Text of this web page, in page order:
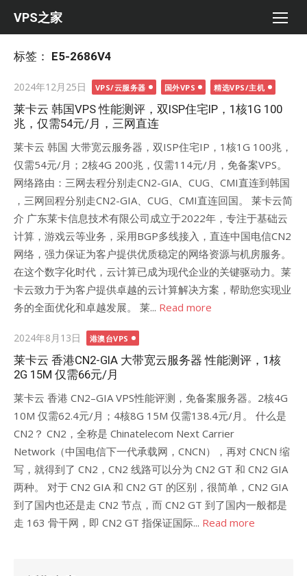
VPS之家
标签： E5-2686V4
Posted
on
2024年12月25日 VPS/云服务器 国外VPS 精选VPS/主机
莱卡云 韩国VPS 性能测评，双ISP住宅IP，1核1G 100
兆，仅需54元/月，三网直连
莱卡云 韩国 大带宽云服务器，双ISP住宅IP，1核1G 100兆，
仅需54元/月；2核4G 200兆，仅需114元/月，免备案VPS。
网络路由：三网去程分别走CN2-GIA、CUG、CMI直连到韩国
，三网回程分别走CN2-GIA、CUG、CMI直连回国。 莱卡云简
介 广东莱卡信息技术有限公司成立于2022年，专注于基础云
计算，游戏云等业务，采用BGP多线接入，直连中国电信CN2
网络，强力保证为客户提供优质稳定的网络资源与机房服务。
在这个数字化时代，云计算已成为现代企业的关键驱动力。莱
卡云致力于为客户提供卓越的云计算解决方案，帮助您实现业
务的全面优化和卓越发展。 莱... Read more
Posted
on
2024年8月13日 港澳台VPS
莱卡云 香港CN2-GIA 大带宽云服务器 性能测评，1核
2G 15M 仅需66元/月
莱卡云 香港 CN2–GIA VPS性能评测，免备案服务器。2核4G
10M 仅需62.4元/月；4核8G 15M 仅需138.4元/月。 什么是
CN2？ CN2，全称是 Chinatelecom Next Carrier
Network（中国电信下一代承载网，CNCN），再对 CNCN 缩
写，就得到了 CN2，CN2 线路可以分为 CN2 GT 和 CN2 GIA
两种。 对于 CN2 GIA 和 CN2 GT 的区别，很简单，CN2 GIA
到了国内也还是走 CN2 节点，而 CN2 GT 到了国内一般都是
走 163 骨干网，即 CN2 GT 指保证国际... Read more